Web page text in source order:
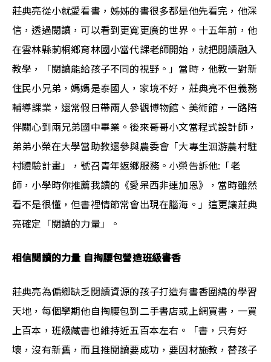
莊典亮從小就愛看書，姊姊的書很多都是他先看完，他深
信，透過閱讀，可以看到更寬更廣的世界。十五年前，他
在雲林縣莿桐鄉育林國小當代課老師開始，就把閱讀融入
教學，「閱讀能給孩子不同的視野。」當時，他教一對新
住民小兄弟，媽媽是泰國人，家境不好，莊典亮不但義務
輔導課業，還常假日帶兩人參觀博物館、美術館，一路陪
伴關心到兩兄弟國中畢業。後來哥哥小文當程式設計師，
弟弟小榮在大學當助教還參與農委會「大專生洄游農村駐
村體驗計畫」，號召青年返鄉服務。小榮告訴他:「老
師，小學時你推薦我讀的《愛呆西非連加恩》，當時雖然
看不是很懂，但書裡情節常會出現在腦海。」這更讓莊典
亮確定「閱讀的力量」。
相信閱讀的力量 自掏腰包營造班級書香
莊典亮為偏鄉缺乏閱讀資源的孩子打造有書香圍繞的學習
天地，每個學期他自掏腰包到二手書店或上網買書，一買
上百本，班級藏書也維持近五百本左右。「書，只有好
壞，沒有新舊，而且推閱讀要成功，要因材施教，替孩子